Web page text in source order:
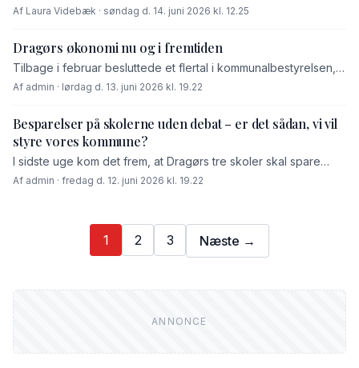
drenge i 6. klasse fra Dragør Skole ord på i et interview om
Af Laura Videbæk · søndag d. 14. juni 2026 kl. 12.25
Dragørs økonomi nu og i fremtiden
Tilbage i februar besluttede et flertal i kommunalbestyrelsen,
bestående af Konservative, Venstre, Socialdemokratiet og SF,
økonomi set 10 år frem. Denne analyse […]
Af admin · lørdag d. 13. juni 2026 kl. 19.22
Besparelser på skolerne uden debat – er det sådan, vi vil
styre vores kommune?
I sidste uge kom det frem, at Dragørs tre skoler skal spare
meget. Nu viser det sig, at beløbet er historisk højt. 3,5
Af admin · fredag d. 12. juni 2026 kl. 19.22
1 2 3 Næste →